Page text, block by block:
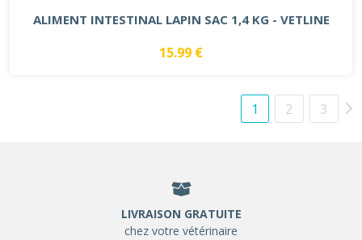
ALIMENT INTESTINAL LAPIN SAC 1,4 KG - VETLINE
15.99 €
1 2 3
LIVRAISON GRATUITE
chez votre vétérinaire